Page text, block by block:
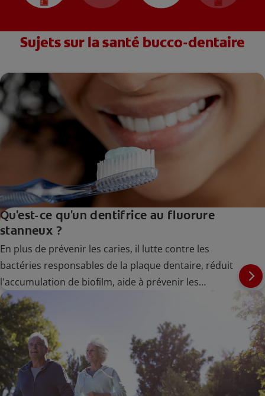
Sujets sur la santé bucco-dentaire
Qu'est-ce qu'un dentifrice au fluorure
stanneux ?
En plus de prévenir les caries, il lutte contre les
bactéries responsables de la plaque dentaire, réduit
l'accumulation de biofilm, aide à prévenir les
gingivites à un stade précoce et aide à soulager la
sensibilité dentaire.